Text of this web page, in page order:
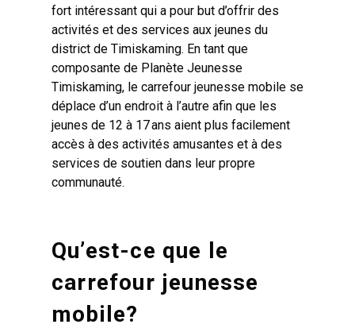
fort intéressant qui a pour but d’offrir des
activités et des services aux jeunes du
district de Timiskaming. En tant que
composante de Planète Jeunesse
Timiskaming, le carrefour jeunesse mobile se
déplace d’un endroit à l’autre afin que les
jeunes de 12 à 17 ans aient plus facilement
accès à des activités amusantes et à des
services de soutien dans leur propre
communauté.
Qu’est-ce que le
carrefour jeunesse
mobile?